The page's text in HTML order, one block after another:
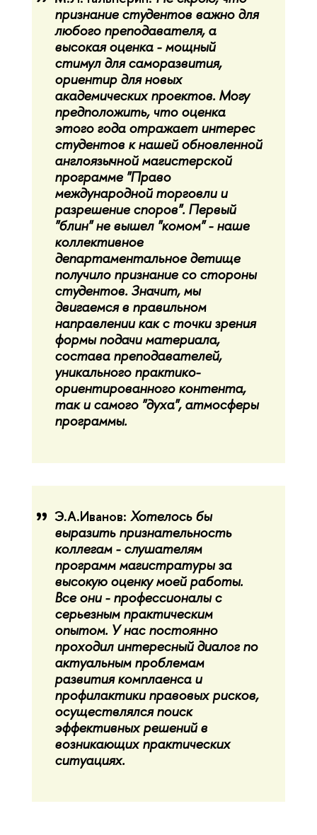
признание студентов важно для
любого преподавателя, а
высокая оценка - мощный
стимул для саморазвития,
ориентир для новых
академических проектов. Могу
предположить, что оценка
этого года отражает интерес
студентов к нашей обновленной
англоязычной магистерской
программе "Право
международной торговли и
разрешение споров". Первый
"блин" не вышел "комом" - наше
коллективное
департаментальное детище
получило признание со стороны
студентов. Значит, мы
двигаемся в правильном
направлении как с точки зрения
формы подачи материала,
состава преподавателей,
уникального практико-
ориентированного контента,
так и самого "духа", атмосферы
программы.
Э.А.Иванов: Хотелось бы
выразить признательность
коллегам - слушателям
программ магистратуры за
высокую оценку моей работы.
Все они - профессионалы с
серьезным практическим
опытом. У нас постоянно
проходил интересный диалог по
актуальным проблемам
развития комплаенса и
профилактики правовых рисков,
осуществлялся поиск
эффективных решений в
возникающих практических
ситуациях.